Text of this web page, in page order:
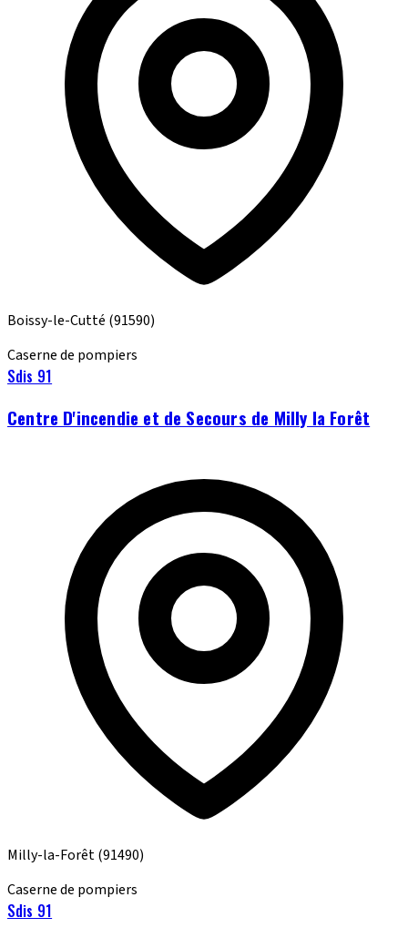
Boissy-le-Cutté (91590)
Caserne de pompiers
Sdis 91
Centre D'incendie et de Secours de Milly la Forêt
Milly-la-Forêt(91490)
Caserne de pompiers
Sdis 91